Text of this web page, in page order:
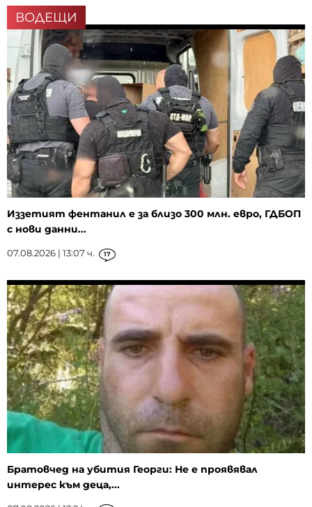
ВОДЕЩИ
Иззетият фентанил е за близо 300 млн. евро, ГДБОП
с нови данни...
07.08.2026 | 13:07 ч. 17
Братовчед на убития Георги: Не е проявявал
интерес към деца,...